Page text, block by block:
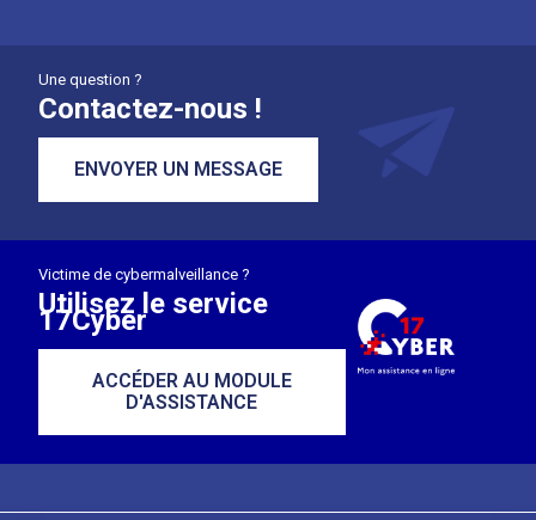
Une question ?
Contactez-nous !
ENVOYER UN MESSAGE
Victime de cybermalveillance ?
Utilisez le service
17Cyber
ACCÉDER AU MODULE
D'ASSISTANCE